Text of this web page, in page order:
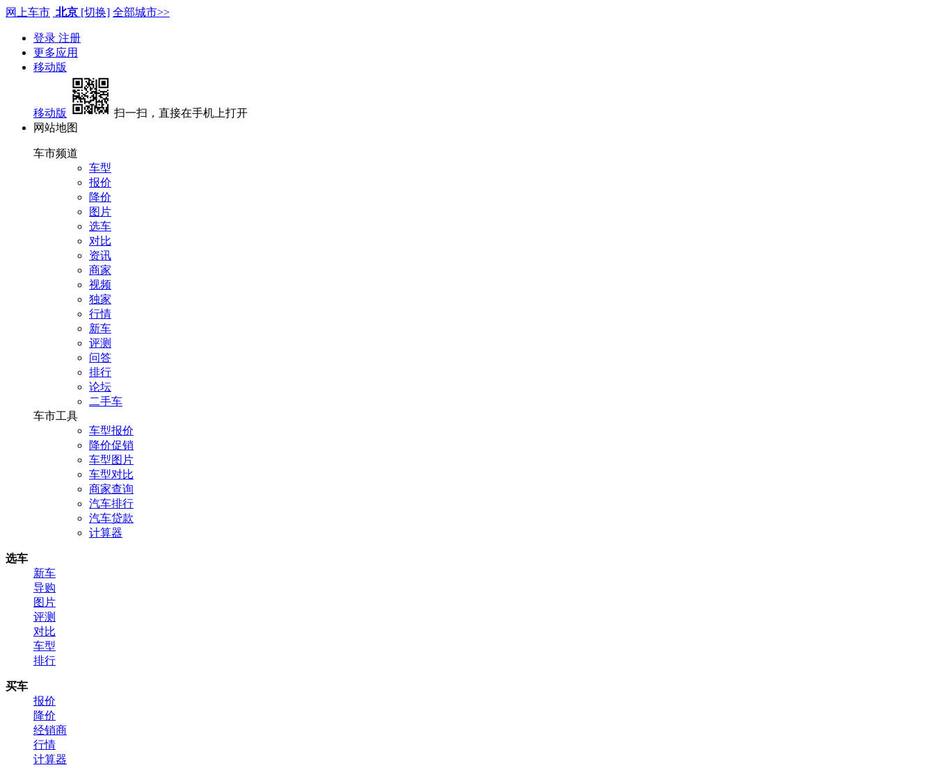
网上车市 北京 [切换] 全部城市>>
登录 注册
更多应用
移动版
移动版
扫一扫，直接在手机上打开
网站地图
车市频道
车型
报价
降价
图片
选车
对比
资讯
商家
视频
独家
行情
新车
评测
问答
排行
论坛
二手车
车市工具
车型报价
降价促销
车型图片
车型对比
商家查询
汽车排行
汽车贷款
计算器
选车
新车
导购
图片
评测
对比
车型
排行
买车
报价
降价
经销商
行情
计算器